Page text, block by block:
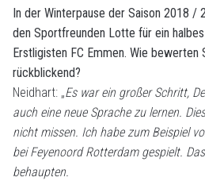
In der Winterpause der Saison 2018 /
den Sportfreunden Lotte für ein
Erstligisten FC Emmen. Wie bewerten
rückblickend?
Neidhart: „Es war ein großer Schritt,
auch eine neue Sprache zu lernen.
nicht missen. Ich habe zum Beispiel
bei Feyenoord Rotterdam gespielt.
behaupten.